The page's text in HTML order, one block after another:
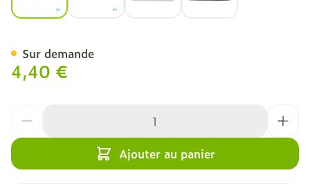
4,40 €
Ajouter au panier
Sur demande